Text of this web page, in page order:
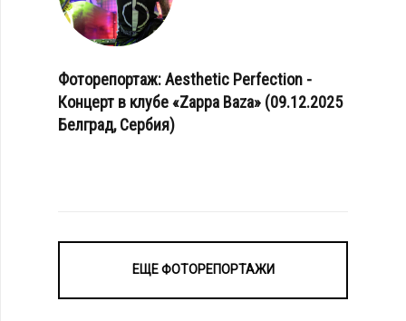
Фоторепортаж: Aesthetic Perfection -
Концерт в клубе «Zappa Baza» (09.12.2025
Белград, Сербия)
ЕЩЕ ФОТОРЕПОРТАЖИ